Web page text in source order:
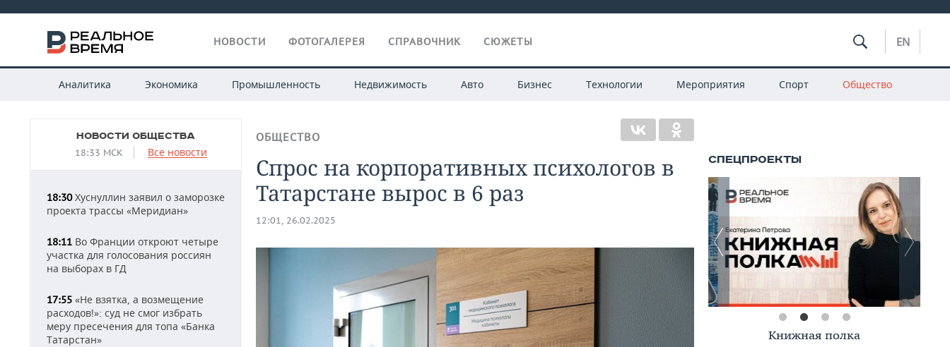
НОВОСТИ ФОТОГАЛЕРЕЯ СПРАВОЧНИК СЮЖЕТЫ EN
Аналитика Экономика Промышленность Недвижимость Авто Бизнес Технологии Мероприятия Спорт Общество
НОВОСТИ ОБЩЕСТВА
18:33 МСК Все новости
18:30Хуснуллин заявил о заморозке
проекта трассы «Меридиан»
18:11 Во Франции откроют четыре
участка для голосования россиян
на выборах в ГД
17:55 «Не взятка, а возмещение
расходов!»: суд не смог избрать
меру пресечения для топа «Банка
Татарстан»
ОБЩЕСТВО
Спрос на корпоративных психологов в
Татарстане вырос в 6 раз
12:01, 26.02.2025
Книжная полка